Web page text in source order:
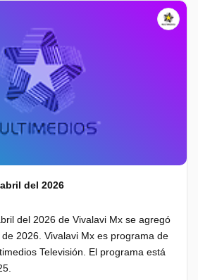
del 2026
del 2026 de Vivalavi Mx se agregó
2026. Vivalavi Mx es programa de
Televisión. El programa está